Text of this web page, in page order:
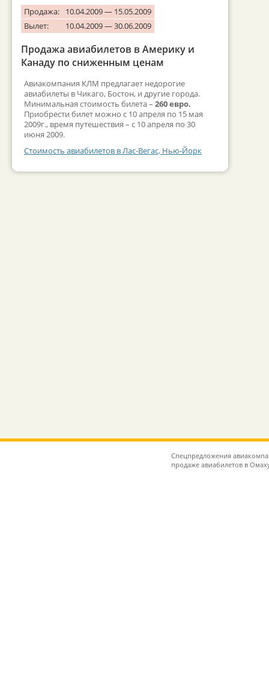
Продажа:
10.04.2009 — 15.05.2009
Вылет:
10.04.2009 — 30.06.2009
Продажа авиабилетов в Америку и
Канаду по сниженным ценам
Авиакомпания КЛМ предлагает недорогие
авиабилеты в Чикаго, Бостон, и другие города.
Минимальная стоимость билета – 260 евро.
Приобрести билет можно с 10 апреля по 15 мая
2009г., время путешествия – с 10 апреля по 30
июня 2009.
Стоимость авиабилетов в Лас-Вегас, Нью-Йорк
Спецпредложения
продаже авиабилетов в